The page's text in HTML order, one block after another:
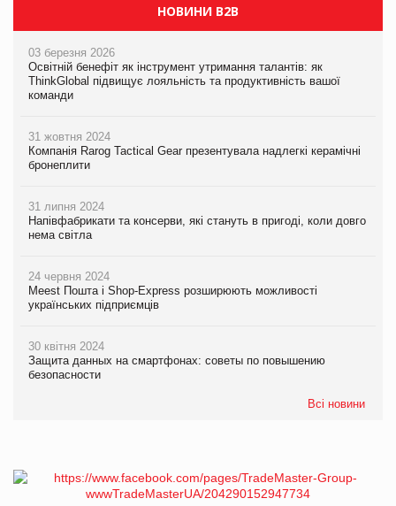
НОВИНИ B2B
03 березня 2026
Освітній бенефіт як інструмент утримання талантів: як
ThinkGlobal підвищує лояльність та продуктивність вашої
команди
31 жовтня 2024
Компанія Rarog Tactical Gear презентувала надлегкі керамічні
бронеплити
31 липня 2024
Напівфабрикати та консерви, які стануть в пригоді, коли довго
нема світла
24 червня 2024
Meest Пошта і Shop-Express розширюють можливості
українських підприємців
30 квітня 2024
Защита данных на смартфонах: советы по повышению
безопасности
Всі новини